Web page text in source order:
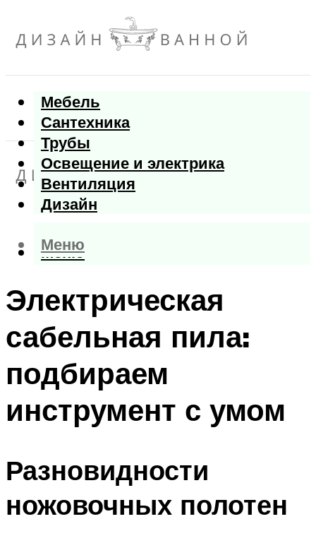
Мебель
Сантехника
Трубы
Освещение и электрика
Вентиляция
Дизайн
Меню
Меню
Электрическая
сабельная пила:
подбираем
инструмент с умом
Разновидности
ножовочных полотен